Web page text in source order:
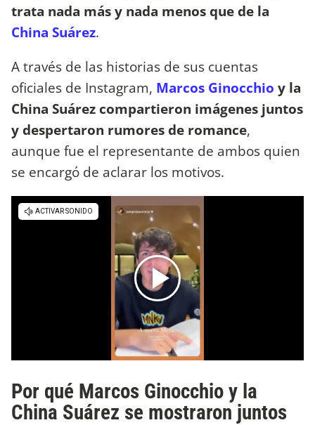
trata nada más y nada menos que de la
China Suárez.
A través de las historias de sus cuentas
oficiales de Instagram, Marcos Ginocchio y la
China Suárez compartieron imágenes juntos
y despertaron rumores de romance,
aunque fue el representante de ambos quien
se encargó de aclarar los motivos.
Por qué Marcos Ginocchio y la
China Suárez se mostraron juntos